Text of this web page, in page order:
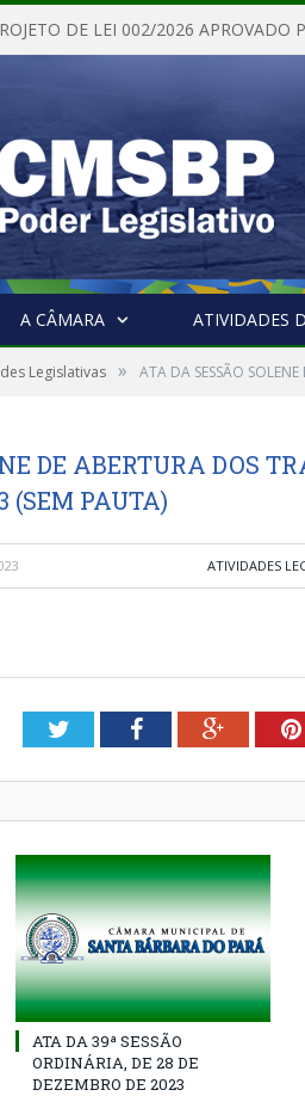
A CÂMARA ATIVIDADES
Legislativas » ATA DA SESSÃO
DE ABERTURA DOS
(SEM PAUTA)
ATIVIDADES
TwitterFacebookGoogle+
ATA DA 39ª SESSÃO
ORDINÁRIA, DE 28 DE
DEZEMBRO DE 2023